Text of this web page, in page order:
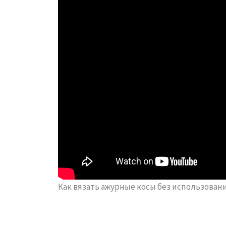
Как вязать ажурные косы без